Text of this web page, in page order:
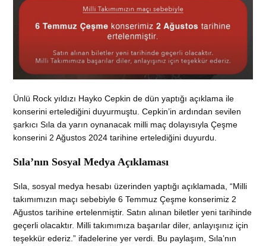
Ünlü Rock yıldızı Hayko Cepkin de dün yaptığı açıklama ile
konserini ertelediğini duyurmuştu. Cepkin’in ardından sevilen
şarkıcı Sıla da yarın oynanacak milli maç dolayısıyla Çeşme
konserini 2 Ağustos 2024 tarihine ertelediğini duyurdu.
Sıla’nın Sosyal Medya Açıklaması
Sıla, sosyal medya hesabı üzerinden yaptığı açıklamada, “Milli
takımımızın maçı sebebiyle 6 Temmuz Çeşme konserimiz 2
Ağustos tarihine ertelenmiştir. Satın alınan biletler yeni tarihinde
geçerli olacaktır. Milli takımımıza başarılar diler, anlayışınız için
teşekkür ederiz.” ifadelerine yer verdi. Bu paylaşım, Sıla’nın